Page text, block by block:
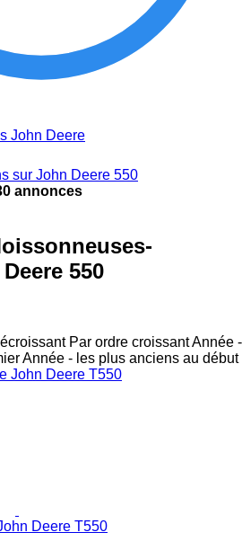
John Deere
sur John Deere 550
annonces
550
Par ordre croissantAnnée -
Année - les plus anciens au début
Deere T550